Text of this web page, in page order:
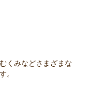
くみなどさまざまな
。